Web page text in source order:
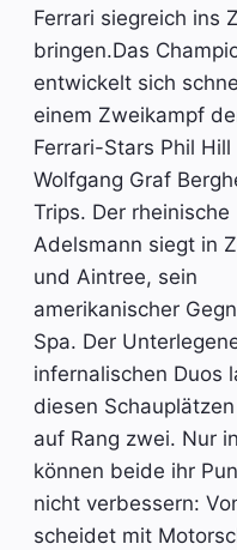
Ferrari siegreich ins
bringen.Das
entwickelt sich
einem Zweikampf
Ferrari-Stars Phil Hill
Wolfgang Graf
Trips. Der rheinische
Adelsmann siegt in
und Aintree, sein
amerikanischer
Spa. Der
infernalischen Duos
diesen
auf Rang zwei. Nur
können beide ihr
nicht verbessern:
scheidet mit